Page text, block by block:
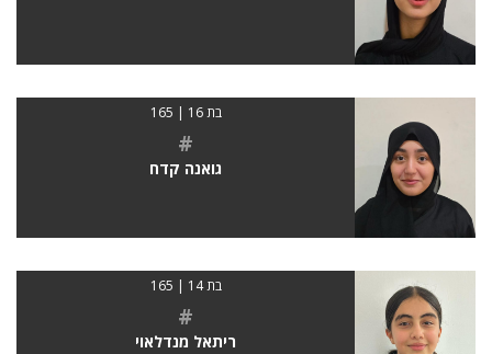
בת 16 | 165
#
גואנה קדח
בת 14 | 165
#
ריתאל מנדלאוי